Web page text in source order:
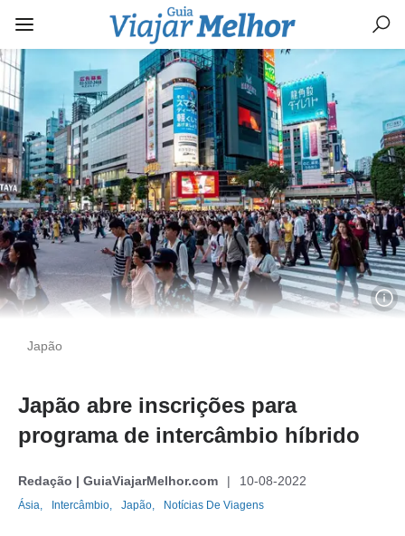
Japão
Japão abre inscrições para
programa de intercâmbio híbrido
Redação | GuiaViajarMelhor.com 10-08-2022
Ásia, Intercâmbio, Japão, Notícias De Viagens